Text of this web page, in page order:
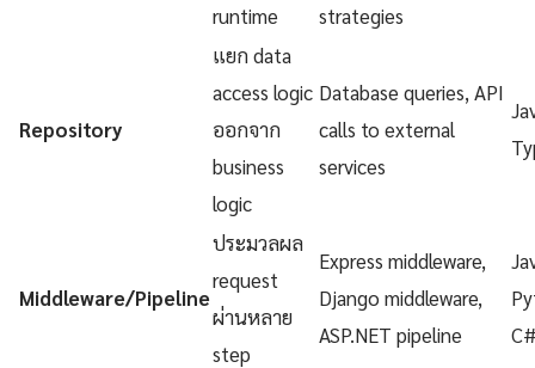
runtime
strategies
Repository
แยก data
access logic
ออกจาก
business
logic
Database queries, API
calls to external
services
Middleware/Pipeline
ประมวลผล
request
ผ่านหลาย
step
Express middleware,
Django middleware,
ASP.NET pipeline